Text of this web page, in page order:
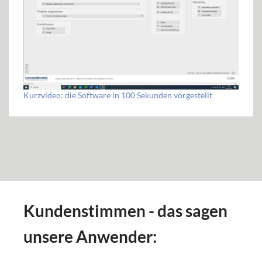
Kurzvideo: die Software in 100 Sekunden vorgestellt
Kundenstimmen - das sagen
unsere Anwender: